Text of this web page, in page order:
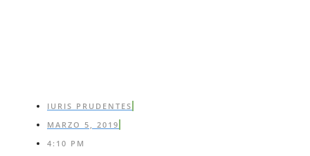
IURIS PRUDENTES
MARZO 5, 2019
4:10 PM